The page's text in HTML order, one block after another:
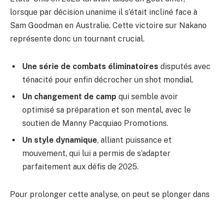
lorsque par décision unanime il s’était incliné face à
Sam Goodman en Australie. Cette victoire sur Nakano
représente donc un tournant crucial.
Une série de combats éliminatoires disputés avec
ténacité pour enfin décrocher un shot mondial.
Un changement de camp qui semble avoir
optimisé sa préparation et son mental, avec le
soutien de Manny Pacquiao Promotions.
Un style dynamique, alliant puissance et
mouvement, qui lui a permis de s’adapter
parfaitement aux défis de 2025.
Pour prolonger cette analyse, on peut se plonger dans